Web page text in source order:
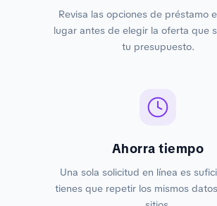
Revisa las opciones de préstamo
lugar antes de elegir la oferta que
tu presupuesto.
Ahorra tiempo
Una sola solicitud en línea es
tienes que repetir los mismos